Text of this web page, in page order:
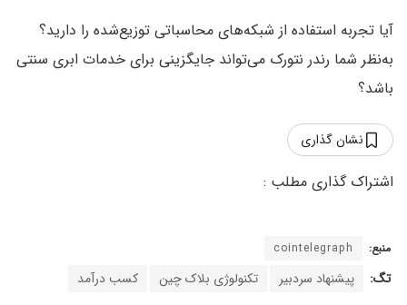
آیا تجربه‌ استفاده از شبکه‌های محاسباتی توزیع‌شده را دارید؟
به‌نظر شما رندر نتورک می‌تواند جایگزینی برای خدمات ابری سنتی
باشد؟
نشان گذاری
منبع: cointelegraph
تگ: پیشنهاد سردبیر تکنولوژی بلاک چین کسب درآمد